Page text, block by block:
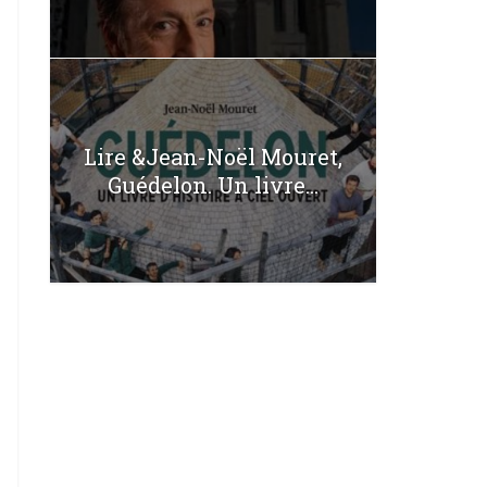
Lire &Jean-Noël Mouret,
Guédelon. Un livre...